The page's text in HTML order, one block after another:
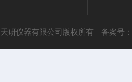
研仪器有限公司版权所有 备案号